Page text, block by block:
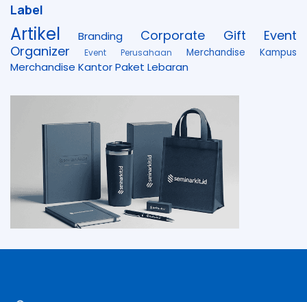
Label
Artikel Branding Corporate Gift
Event
Organizer
Event Perusahaan Merchandise Kampus
Merchandise KantorPaket Lebaran